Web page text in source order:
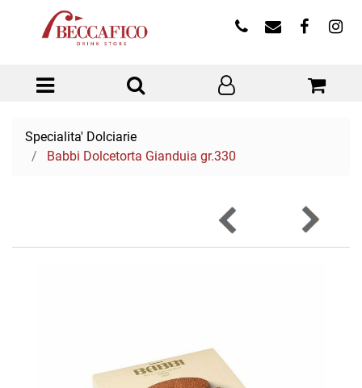
Open menu
Specialita' Dolciarie
Babbi Dolcetorta Gianduia gr.330